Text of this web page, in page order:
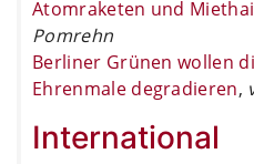
Atomraketen und
Pomrehn
Berliner Grünen wollen
Ehrenmale degradieren,
International